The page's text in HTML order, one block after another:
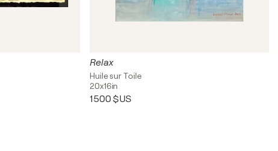
Relax
Huile sur Toile
20x16in
1 500 $US